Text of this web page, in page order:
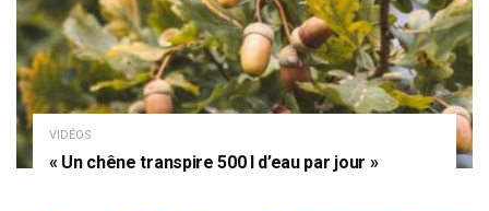
VIDÉOS
« Un chêne transpire 500 l d’eau par jour »